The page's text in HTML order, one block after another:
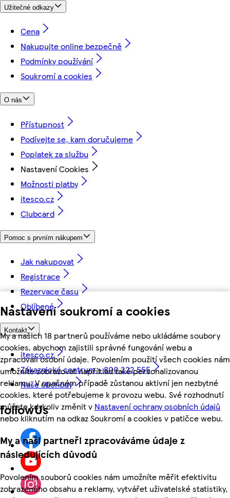
Nastavení soukromí a cookies
My a našich 18 partnerů používáme nebo ukládáme soubory
cookies, abychom zajistili správné fungování webu a
zpracovali osobní údaje. Povolením použití všech cookies nám
umožníte zobrazovat například také personalizovanou
reklamu. V opačném případě zůstanou aktivní jen nezbytné
cookies, které potřebujeme k provozu webu. Své rozhodnutí
můžete kdykoliv změnit v Nastavení ochrany osobních údajů
nebo kliknutím na odkaz Soukromí a cookies v patičce webu.
My a naši partneři zpracováváme údaje z
následujících důvodů
Povolením souborů cookies nám umožníte měřit efektivitu
zobrazeného obsahu a reklamy, vytvářet uživatelské statistiky,
Užitečné odkazy
Cena
Nakupujte online bezpečně
Podmínky používání
Soukromí a cookies
O nás
Přístupnost
Podívejte se, kam doručujeme
Poplatek za službu
Nastavení Cookies
Možnosti platby
itesco.cz
Clubcard
Pomoc s prvním nákupem
Jak nakupovat
Registrace
Rezervace času
Oblíbené
Kontakt
itesco.cz
Zákaznické centrum - 800 222 555
Naše obchody
followUs